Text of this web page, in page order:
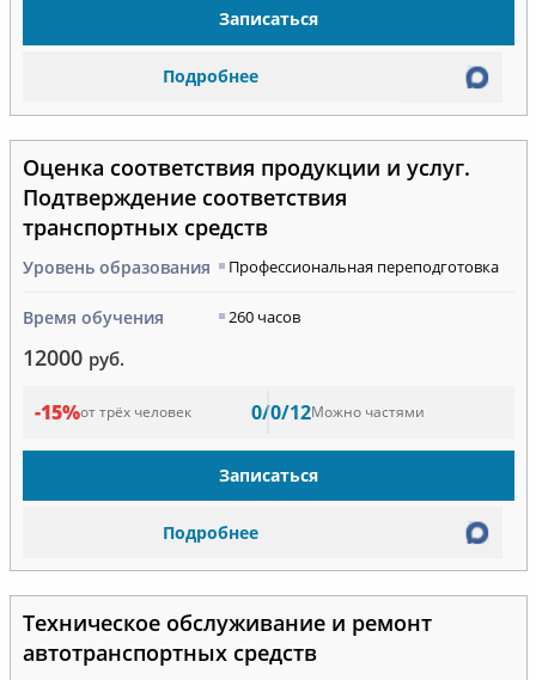
Записаться
Подробнее
Оценка соответствия продукции и услуг.
Подтверждение соответствия
транспортных средств
Уровень образования Профессиональная переподготовка
Время обучения 260 часов
12000 руб.
-15%от трёх человек 0/0/12Можно частями
Записаться
Подробнее
Техническое обслуживание и ремонт
автотранспортных средств